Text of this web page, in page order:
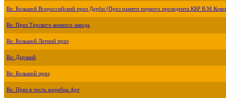
Re: Большой Всероссийский приз Дерби (Приз памяти первого президента КБР
Re: Приз Терского конного завода
Re: Большой Летний приз
Re: Дерзкий
Re: Большой приз
Re: Приз в честь жеребца Арт